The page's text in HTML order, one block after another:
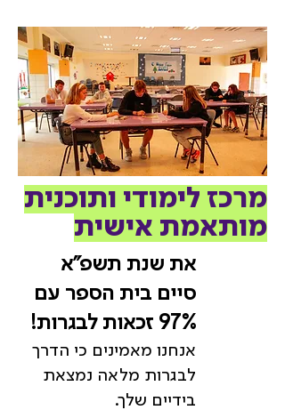
מרכז לימודי ותוכנית
מותאמת אישית
את שנת תשפ"א
סיים בית הספר עם
97% זכאות לבגרות!
אנחנו מאמינים כי הדרך
לבגרות מלאה נמצאת
בידיים שלך.